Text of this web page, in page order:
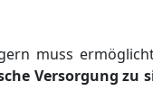
muss
Versorgung zu